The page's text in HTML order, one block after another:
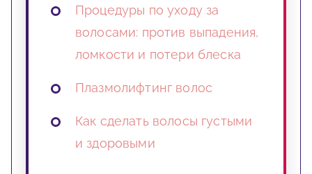
Процедуры по уходу за
волосами: против выпадения,
ломкости и потери блеска
Плазмолифтинг волос
Как сделать волосы густыми
и здоровыми